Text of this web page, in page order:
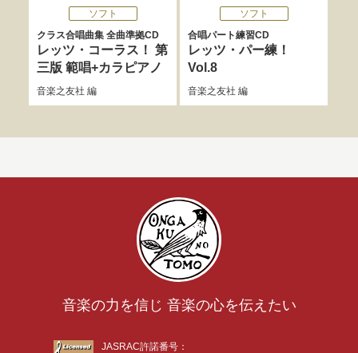
ソフト
クラス合唱曲集 全曲準拠CD
レッツ・コーラス！ 第
三版 範唱+カラピアノ
音楽之友社 編
ソフト
合唱パート練習CD
レッツ・パー練！
Vol.8
音楽之友社 編
音楽の力を信じ 音楽の心を伝えたい
JASRAC許諾番号：